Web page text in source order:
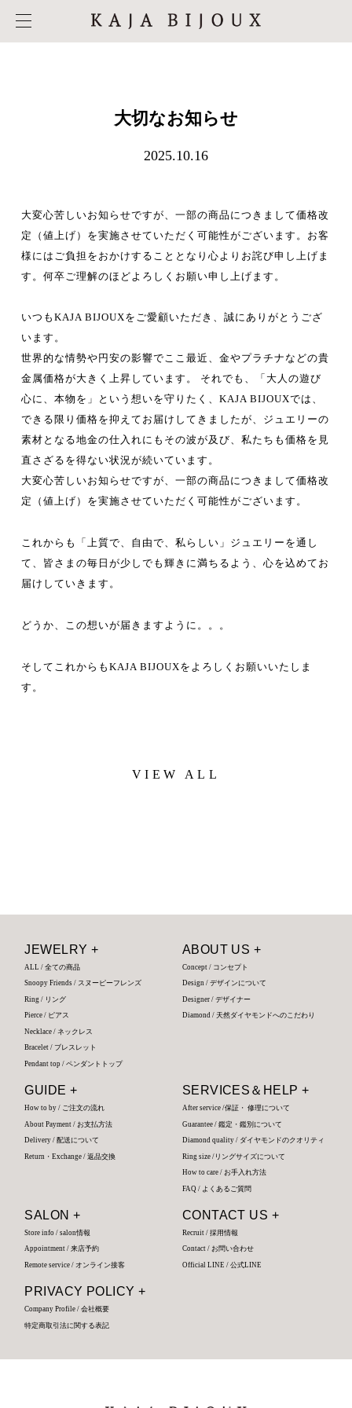
大切なお知らせ
2025.10.16
大変心苦しいお知らせですが、一部の商品につきまして価格改
定（値上げ）を実施させていただく可能性がございます。お客
様にはご負担をおかけすることとなり心よりお詫び申し上げま
す。何卒ご理解のほどよろしくお願い申し上げます。
いつもKAJA BIJOUXをご愛顧いただき、誠にありがとうござ
います。
世界的な情勢や円安の影響でここ最近、金やプラチナなどの貴
金属価格が大きく上昇しています。 それでも、「大人の遊び
心に、本物を」という想いを守りたく、KAJA BIJOUXでは、
できる限り価格を抑えてお届けしてきましたが、ジュエリーの
素材となる地金の仕入れにもその波が及び、私たちも価格を見
直さざるを得ない状況が続いています。
大変心苦しいお知らせですが、一部の商品につきまして価格改
定（値上げ）を実施させていただく可能性がございます。
これからも「上質で、自由で、私らしい」ジュエリーを通し
て、皆さまの毎日が少しでも輝きに満ちるよう、心を込めてお
届けしていきます。
どうか、この想いが届きますように。。。
そしてこれからもKAJA BIJOUXをよろしくお願いいたしま
す。
VIEW ALL
JEWELRY +
ALL / 全ての商品
Snoopy Friends / スヌーピーフレンズ
Ring / リング
Pierce / ピアス
Necklace / ネックレス
Bracelet / ブレスレット
Pendant top / ペンダントトップ
ABOUT US +
Concept / コンセプト
Design / デザインについて
Designer / デザイナー
Diamond / 天然ダイヤモンドへのこだわり
GUIDE +
How to by / ご注文の流れ
About Payment / お支払方法
Delivery / 配送について
Return・Exchange / 返品交換
SERVICES＆HELP +
After service /保証・ 修理について
Guarantee / 鑑定・鑑別について
Diamond quality / ダイヤモンドのクオリティ
Ring size /リングサイズについて
How to care / お手入れ方法
FAQ / よくあるご質問
SALON +
Store info / salon情報
Appointment / 来店予約
Remote service / オンライン接客
CONTACT US +
Recruit / 採用情報
Contact / お問い合わせ
Official LINE / 公式LINE
PRIVACY POLICY +
Company Profile / 会社概要
特定商取引法に関する表記